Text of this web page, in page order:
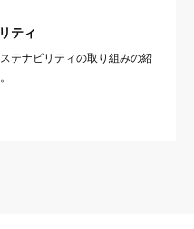
ティ
テナビリティの取り組みの紹